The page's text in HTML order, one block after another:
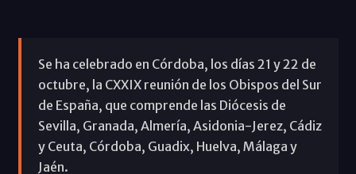
Se ha celebrado en Córdoba, los días 21 y 22 de
octubre, la CXXIX reunión de los Obispos del Sur
de España, que comprende las Diócesis de
Sevilla, Granada, Almería, Asidonia-Jerez, Cádiz
y Ceuta, Córdoba, Guadix, Huelva, Málaga y
Jaén.